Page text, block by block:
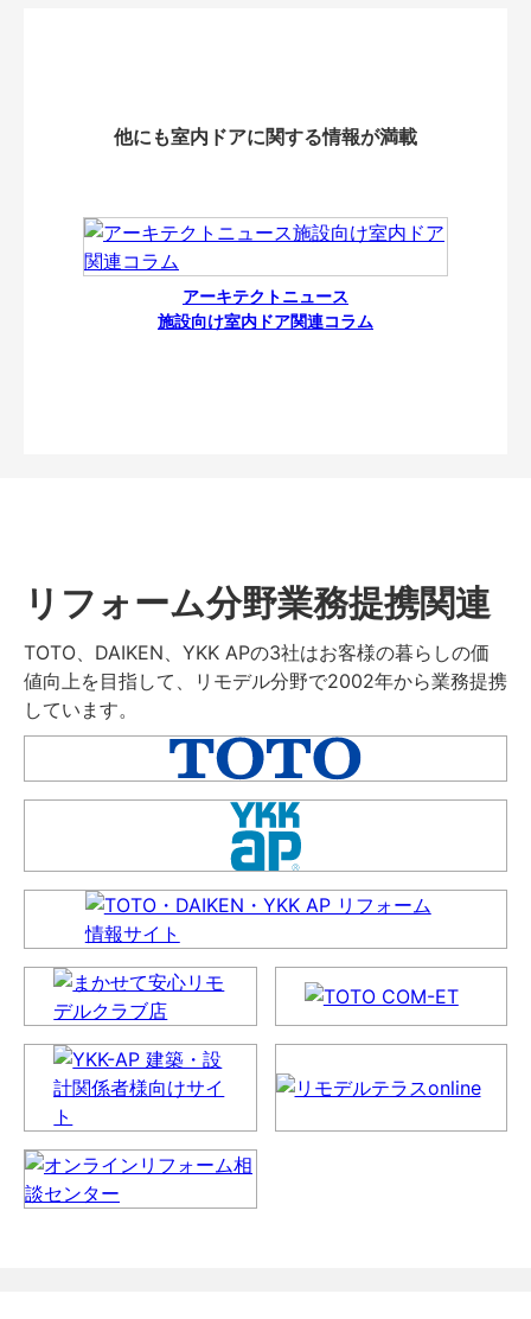
他にも室内ドアに関する情報が満載
アーキテクトニュース
施設向け室内ドア関連コラム
リフォーム分野業務提携関連
TOTO、DAIKEN、YKK APの3社はお客様の暮らしの価
値向上を目指して、リモデル分野で2002年から業務提携
しています。